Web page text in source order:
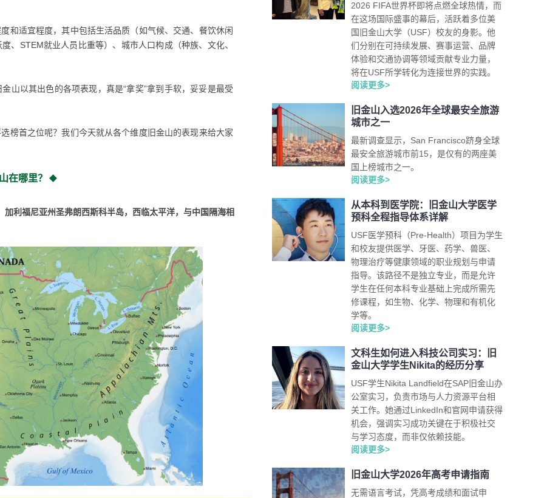
和适宜程度，其中包括生活品质（如气候、交通、餐饮休闲
、STEM就业人员比重等）、城市人口构成（种族、文化、
山以其出色的各项表现，真是“拿奖”拿到手软，妥妥是最受
榜首之位呢？我们今天就从各个维度旧金山的表现来给大家
在哪里？
利福尼亚州圣弗朗西斯科半岛，西临太平洋，与中国隔海相
2026 FIFA世界杯即将点燃全球热情，而
在这场国际盛事的幕后，活跃着多位美
国旧金山大学（USF）校友的身影。他
们分别在可持续发展、赛事运营、品牌
体验和交通协调等领域贡献专业力量，
将在USF所学转化为连接世界的实践。
阅读更多>
旧金山入选2026年全球最安全旅游
城市之一
最新调查显示，San Francisco跻身全球
最安全旅游城市前15，是仅有的两座美
国上榜城市之一。
阅读更多>
从本科到医学院：旧金山大学医学
预科全程指导体系详解
USF医学预科（Pre-Health）项目为学生
和校友提供医学、牙医、药学、兽医、
物理治疗等健康领域的职业规划与申请
指导。该路径不是独立专业，而是允许
学生在任何本科专业基础上完成所需先
修课程，如生物、化学、物理和有机化
学等。
阅读更多>
文科生如何进入科技公司实习：旧
金山大学学生Nikita的经历分享
USF学生Nikita Landfield在SAP旧金山办
公室实习，负责市场与人力资源平台相
关工作。她通过LinkedIn和官网申请获得
机会，强调实习成功关键在于积极社交
与学习态度，而非仅依赖技能。
阅读更多>
旧金山大学2026年高考申请指南
无需语言考试，凭高考成绩和面试申